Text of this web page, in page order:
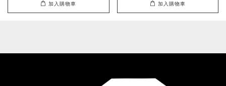
加入購物車 加入購物車